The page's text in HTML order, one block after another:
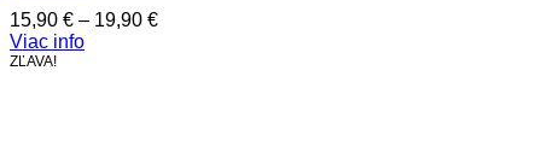
15,90 € – 19,90 €Price
Viac info
ZĽAVA!